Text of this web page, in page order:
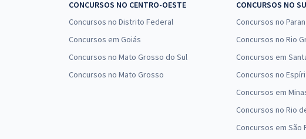
CONCURSOS NO CENTRO-OESTE
Concursos no Distrito Federal
Concursos em Goiás
Concursos no Mato Grosso do Sul
Concursos no Mato Grosso
CONCURSOS NO
Concursos no
Concursos no Rio
Concursos em
Concursos no
Concursos em
Concursos no Rio
Concursos em São